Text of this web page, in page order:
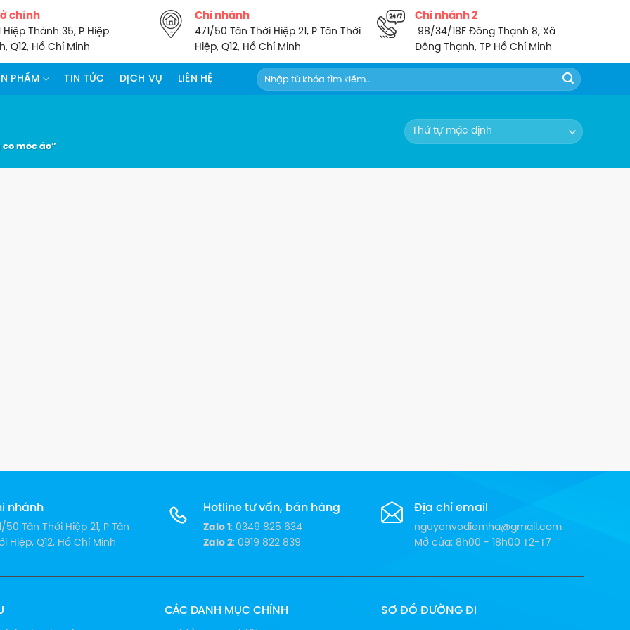
chính
Hiệp Thành 35, P Hiệp
Q12, Hồ Chí Minh
Chi nhánh
471/50 Tân Thới Hiệp 21, P Tân Thới
Hiệp, Q12, Hồ Chí Minh
Chi nhánh 2
98/34/18F Đông Thạnh 8, Xã
Đông Thạnh, TP Hồ Chí Minh
PHẨM TIN TỨC DỊCH VỤ LIÊN HỆ
Tìm
kiếm:
móc áo”
nhánh
50 Tân Thới Hiệp 21, P Tân
Hiệp, Q12, Hồ Chí Minh
Hotline tư vấn, bán hàng
Zalo 1 : 0349 825 634
Zalo 2: 0919 822 839
Địa chỉ email
nguyenvodiemha@gmail.com
Mở cửa: 8h00 - 18h00 T2-T7
CÁC DANH MỤC CHÍNH
SƠ ĐỒ ĐƯỜNG ĐI